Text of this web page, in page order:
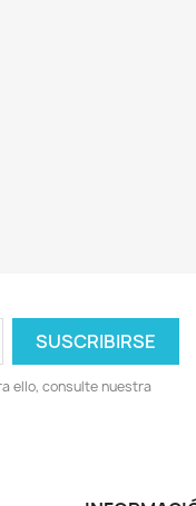
ello, consulte nuestra